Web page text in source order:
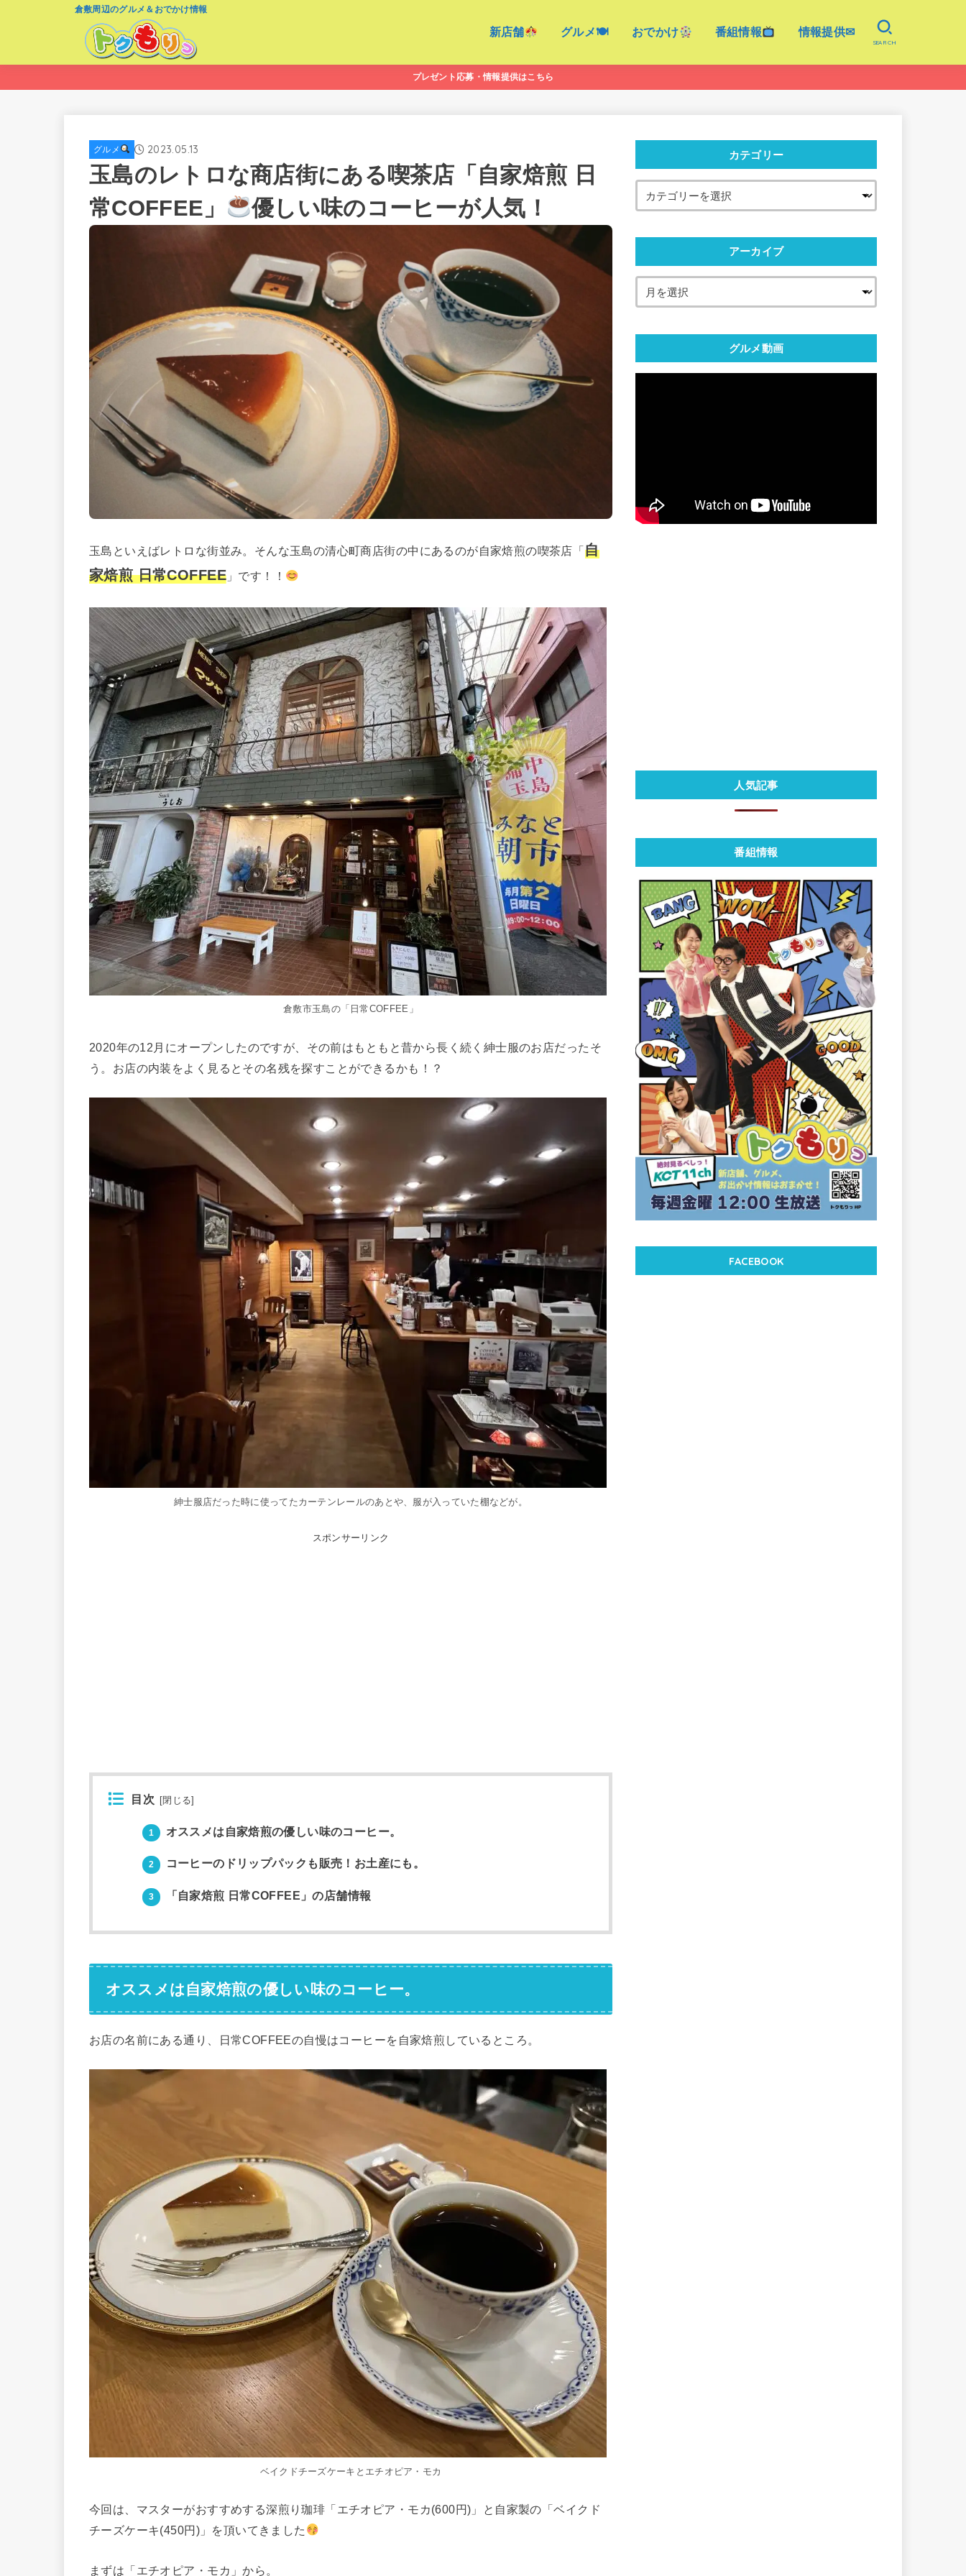
倉敷周辺のグルメ＆おでかけ情報
新店舗 グルメ🍽 おでかけ 番組情報 情報提供✉
SEARCH
プレゼント応募・情報提供はこちら
グルメ 2023.05.13
玉島のレトロな商店街にある喫茶店「自家焙煎 日
常COFFEE」
優しい味のコーヒーが人気！
玉島といえばレトロな街並み。そんな玉島の清心町商店街の中にあるのが自家焙煎の喫茶店「 自
家焙煎 日常COFFEE」です！！
倉敷市玉島の「日常COFFEE」
2020年の12月にオープンしたのですが、その前はもともと昔から長く続く紳士服のお店だったそ
う。お店の内装をよく見るとその名残を探すことができるかも！？
紳士服店だった時に使ってたカーテンレールのあとや、服が入っていた棚などが。
スポンサーリンク
目次 閉じる
1 オススメは自家焙煎の優しい味のコーヒー。
2 コーヒーのドリップパックも販売！お土産にも。
3 「自家焙煎 日常COFFEE」の店舗情報
オススメは自家焙煎の優しい味のコーヒー。
お店の名前にある通り、日常COFFEEの自慢はコーヒーを自家焙煎しているところ。
ベイクドチーズケーキとエチオピア・モカ
今回は、マスターがおすすめする深煎り珈琲「エチオピア・モカ(600円)」と自家製の「ベイクド
チーズケーキ(450円)」を頂いてきました
まずは「エチオピア・モカ」から。
カテゴリー
アーカイブ
グルメ動画
人気記事
番組情報
FACEBOOK